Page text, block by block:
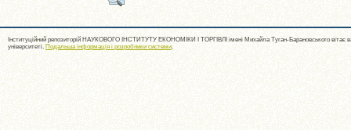
Інституційний репозиторій НАУКОВОГО ІНСТИТУТУ ЕКОНОМІКИ І ТОРГІВЛІ імені Михайла Туган-Барановського вітає
університеті. Подальша інформація і розробники системи